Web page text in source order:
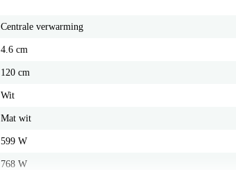
Centrale verwarming
4.6 cm
120 cm
Wit
Mat wit
599 W
768 W